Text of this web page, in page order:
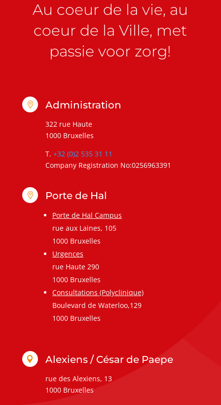
Au coeur de la vie, au
coeur de la Ville, met
passie voor zorg!
 Administration
322 rue Haute
1000 Bruxelles
T. +32 (0)2 535 31 11
Company Registration No:0256963391
 Porte de Hal
Porte de Hal Campus
rue aux Laines, 105
1000 Bruxelles
Urgences
rue Haute 290
1000 Bruxelles
Consultations (Polyclinique)
Boulevard de Waterloo,129
1000 Bruxelles
 Alexiens / César de Paepe
rue des Alexiens, 13
1000 Bruxelles